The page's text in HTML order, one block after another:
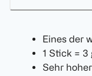
Eines der
1 Stick = 3
Sehr